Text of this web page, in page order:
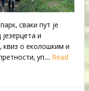
сваки пут је
и
квиз о еколошким и
уп... Read